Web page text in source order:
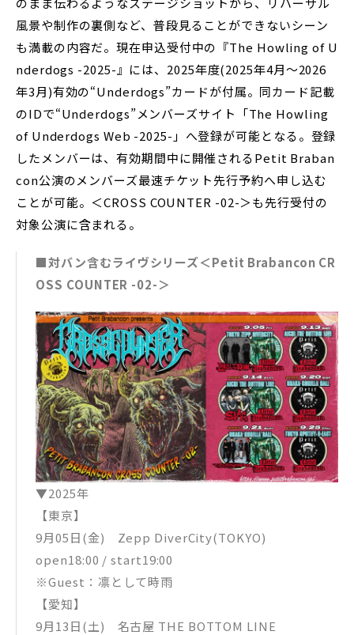
風景や制作の裏側など、普段見ることができないシーン
も満載の内容だ。現在申込受付中の『The Howling of U
nderdogs -2025-』には、2025年度(2025年4月〜2026
年3月)有効の“Underdogs”カードが付属。同カード記載
のIDで“Underdogs”メンバーズサイト「The Howling
of Underdogs Web -2025-」へ登録が可能となる。登録
したメンバーは、有効期間中に開催されるPetit Braban
con公演のメンバーズ最速チケット先行予約へ申し込む
ことが可能。＜CROSS COUNTER -02-＞も先行受付の
対象公演に含まれる。
■対バン含むライヴシリーズ＜Petit Brabancon CR
OSS COUNTER -02-＞
▼2025年
【東京】
9月05日(金) Zepp DiverCity(TOKYO)
open18:00 / start19:00
※Guest：凛として時雨
【愛知】
9月13日(土) 名古屋 THE BOTTOM LINE